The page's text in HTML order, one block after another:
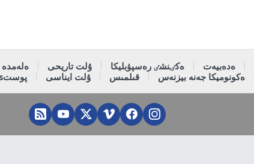
ەدەبيەت ەكٸنشٸ رەسپۋبليكا ۇلت تاريحى ەلەمدە
ەكونوميكا جەنە بيزنەس قىلمىس ۇلت ايناسى پوستtimes